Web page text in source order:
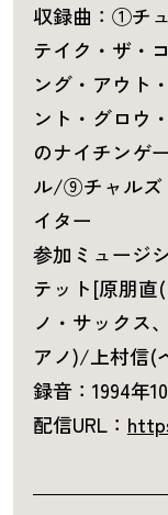
収録曲：①チ
テイク・ザ・
ング・アウト
ント・グロウ
のナイチンゲ
ル/⑨チャルズ
イター
参加ミュージ
テット[原朋直
ノ・サックス
アノ)/上村信(
録音：1994年
配信URL：